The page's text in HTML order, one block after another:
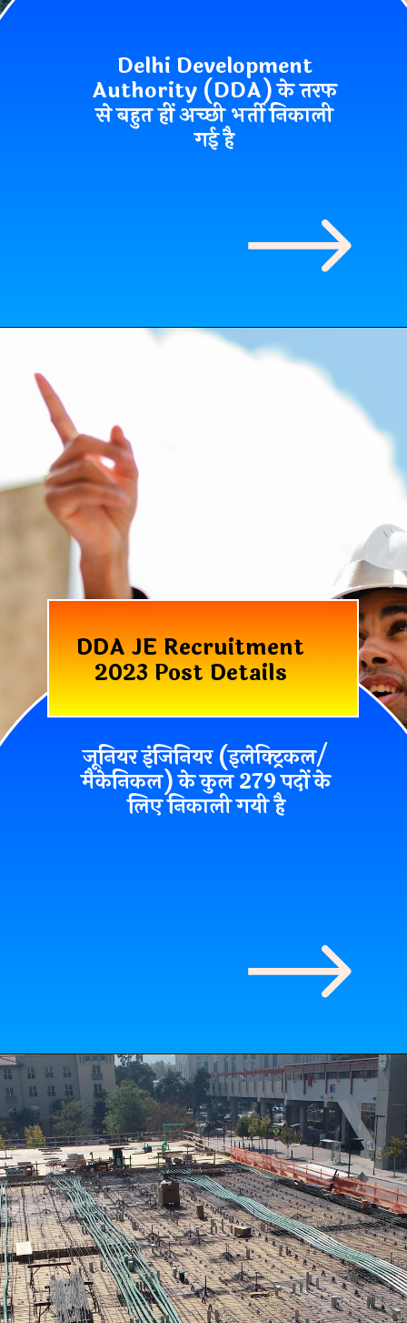
DDA JE Recruitment
2023 Post Details
जूनियर इंजिनियर (इलेक्ट्रिकल/
मैकेनिकल) के कुल 279 पदों के
लिए निकाली गयी है